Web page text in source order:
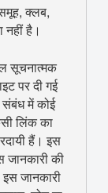
समूह, क्लब,
नहीं है।
सूचनात्मक
पर दी गई
संबंध में कोई
लिंक का
हैं। इस
जानकारी की
जानकारी